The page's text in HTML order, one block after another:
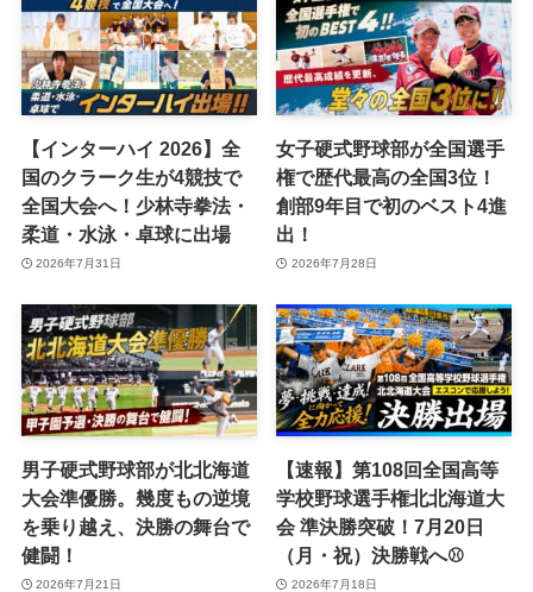
【インターハイ 2026】全
国のクラーク生が4競技で
全国大会へ！少林寺拳法・
柔道・水泳・卓球に出場
2026年7月31日
女子硬式野球部が全国選手
権で歴代最高の全国3位！
創部9年目で初のベスト4進
出！
2026年7月28日
男子硬式野球部が北北海道
大会準優勝。幾度もの逆境
を乗り越え、決勝の舞台で
健闘！
2026年7月21日
【速報】第108回全国高等
学校野球選手権北北海道大
会 準決勝突破！7月20日
（月・祝）決勝戦へ⚾️
2026年7月18日